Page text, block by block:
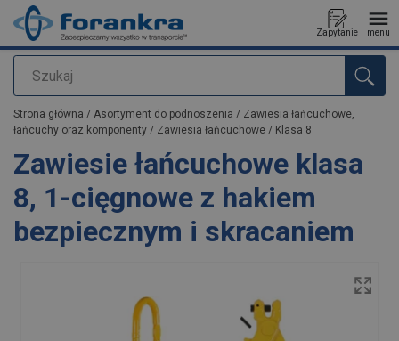
Szukaj
Zapytanie menu
Dodano do zapytania
Strona główna / Asortyment do podnoszenia / Zawiesia łańcuchowe,
łańcuchy oraz komponenty / Zawiesia łańcuchowe / Klasa 8
Zawiesie łańcuchowe klasa
8, 1-cięgnowe z hakiem
bezpiecznym i skracaniem